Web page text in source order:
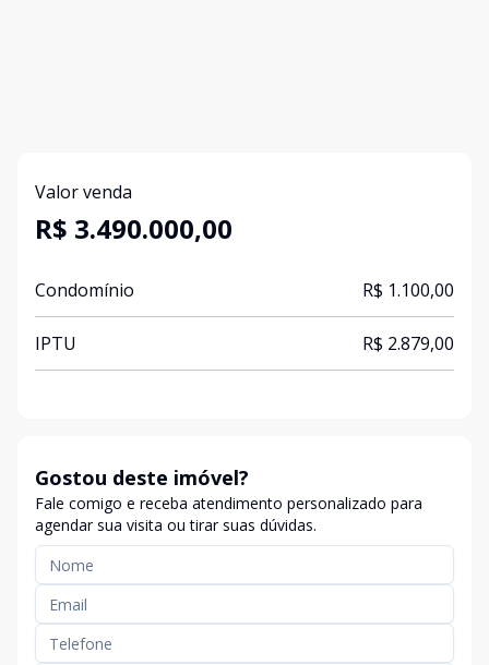
Valor venda
R$ 3.490.000,00
Condomínio R$ 1.100,00
IPTU R$ 2.879,00
Gostou deste imóvel?
Fale comigo e receba atendimento personalizado para
agendar sua visita ou tirar suas dúvidas.